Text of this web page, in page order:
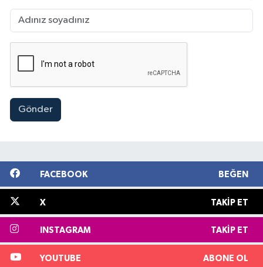
Gönder
FACEBOOK BEĞEN
X TAKIP ET
INSTAGRAM TAKIP ET
YOUTUBE ABONE OL